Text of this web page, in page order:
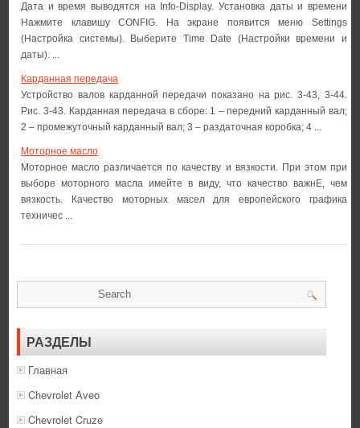
Дата и время выводятся на Info-Display. Установка даты и времени
Нажмите клавишу CONFIG. На экране появится меню Settings
(Настройка системы). Выберите Time Date (Настройки времени и
даты). ...
Карданная передача
Устройство валов карданной передачи показано на рис. 3-43, 3-44.
Рис. 3-43. Карданная передача в сборе: 1 – передний карданный вал;
2 – промежуточный карданный вал; 3 – раздаточная коробка; 4 ...
Моторное масло
Моторное масло различается по качеству и вязкости. При этом при
выборе моторного масла имейте в виду, что качество важнЕ, чем
вязкость. Качество моторных масел для европейского графика
техничес ...
РАЗДЕЛЫ
Главная
Chevrolet Aveo
Chevrolet Cruze